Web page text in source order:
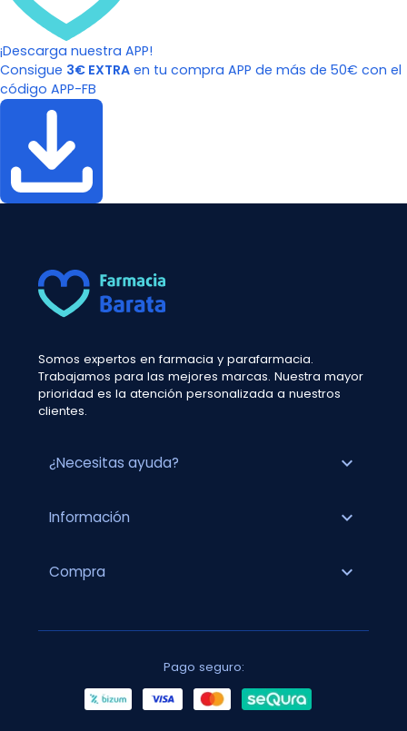
¡Descarga nuestra APP!
Consigue 3€ EXTRA en tu compra APP de más de 50€ con el
código APP-FB
Somos expertos en farmacia y parafarmacia.
Trabajamos para las mejores marcas. Nuestra mayor
prioridad es la atención personalizada a nuestros
clientes.
¿Necesitas ayuda? expand_more
Información expand_more
Compra expand_more
Pago seguro: